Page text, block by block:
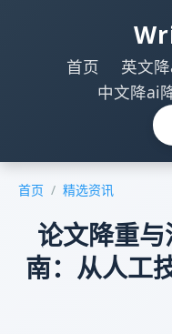
首页 英文
中文降ai
首页 / 精选资讯
论文降重
南：从人工